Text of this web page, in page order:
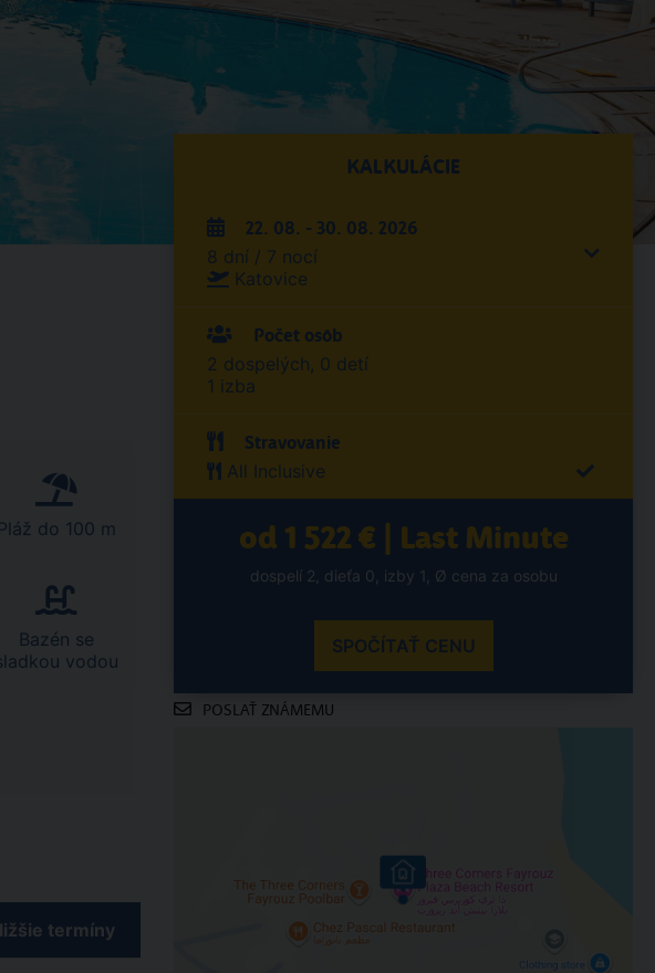
Pláž do 100 m
Bazén se
vodou
termíny
KALKULÁCIE
22. 08. - 30. 08. 2026
8 dní / 7 nocí
Katovice
Počet osôb
2 dospelých, 0 detí
1 izba
Stravovanie
All Inclusive
od 1 522 € | Last Minute
dospelí 2, dieťa 0, izby 1, Ø cena za osobu
SPOČÍTAŤ CENU
POSLAŤ ZNÁMEMU